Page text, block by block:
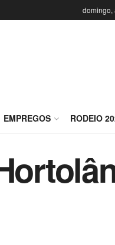
domingo,
EMPREGOS RODEIO